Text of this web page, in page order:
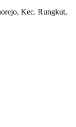
Kec. Rungkut,